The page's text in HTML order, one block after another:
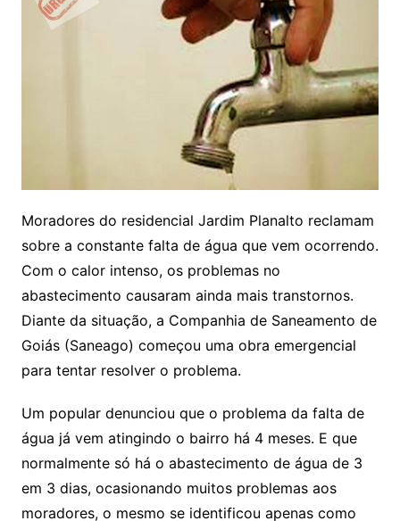
Moradores do residencial Jardim Planalto reclamam
sobre a constante falta de água que vem ocorrendo.
Com o calor intenso, os problemas no
abastecimento causaram ainda mais transtornos.
Diante da situação, a Companhia de Saneamento de
Goiás (Saneago) começou uma obra emergencial
para tentar resolver o problema.
Um popular denunciou que o problema da falta de
água já vem atingindo o bairro há 4 meses. E que
normalmente só há o abastecimento de água de 3
em 3 dias, ocasionando muitos problemas aos
moradores, o mesmo se identificou apenas como